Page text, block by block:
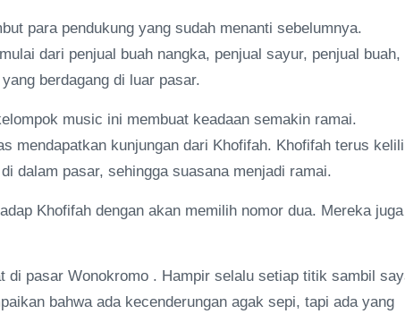
para pendukung yang sudah menanti sebelumnya.
dari penjual buah nangka, penjual sayur, penjual buah,
berdagang di luar pasar.
music ini membuat keadaan semakin ramai.
mendapatkan kunjungan dari Khofifah. Khofifah terus
dalam pasar, sehingga suasana menjadi ramai.
Khofifah dengan akan memilih nomor dua. Mereka juga
di pasar Wonokromo . Hampir selalu setiap titik sambil
bahwa ada kecenderungan agak sepi, tapi ada yang